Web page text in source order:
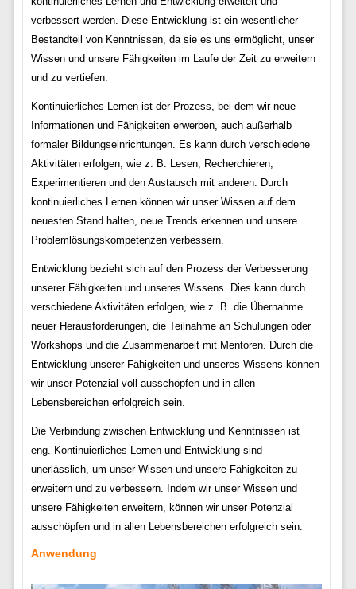
verbessert werden. Diese Entwicklung ist ein wesentlicher
Bestandteil von Kenntnissen, da sie es uns ermöglicht, unser
Wissen und unsere Fähigkeiten im Laufe der Zeit zu erweitern
und zu vertiefen.
Kontinuierliches Lernen ist der Prozess, bei dem wir neue
Informationen und Fähigkeiten erwerben, auch außerhalb
formaler Bildungseinrichtungen. Es kann durch verschiedene
Aktivitäten erfolgen, wie z. B. Lesen, Recherchieren,
Experimentieren und den Austausch mit anderen. Durch
kontinuierliches Lernen können wir unser Wissen auf dem
neuesten Stand halten, neue Trends erkennen und unsere
Problemlösungskompetenzen verbessern.
Entwicklung bezieht sich auf den Prozess der Verbesserung
unserer Fähigkeiten und unseres Wissens. Dies kann durch
verschiedene Aktivitäten erfolgen, wie z. B. die Übernahme
neuer Herausforderungen, die Teilnahme an Schulungen oder
Workshops und die Zusammenarbeit mit Mentoren. Durch die
Entwicklung unserer Fähigkeiten und unseres Wissens können
wir unser Potenzial voll ausschöpfen und in allen
Lebensbereichen erfolgreich sein.
Die Verbindung zwischen Entwicklung und Kenntnissen ist
eng. Kontinuierliches Lernen und Entwicklung sind
unerlässlich, um unser Wissen und unsere Fähigkeiten zu
erweitern und zu verbessern. Indem wir unser Wissen und
unsere Fähigkeiten erweitern, können wir unser Potenzial
ausschöpfen und in allen Lebensbereichen erfolgreich sein.
Anwendung